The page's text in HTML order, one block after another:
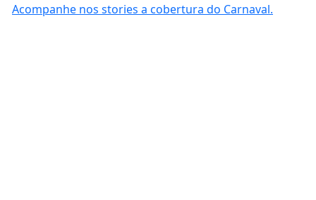
Acompanhe nos stories a cobertura do Carnaval.